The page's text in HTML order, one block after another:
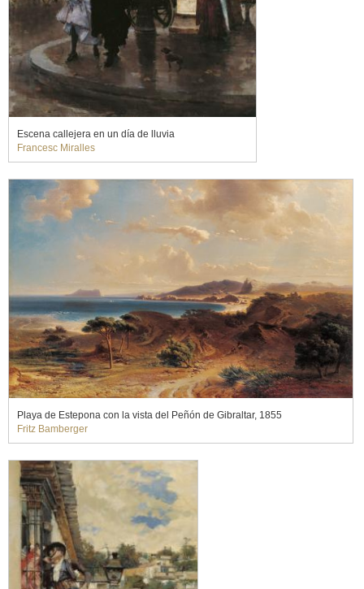
Escena callejera en un día de lluvia
Francesc Miralles
Playa de Estepona con la vista del Peñón de Gibraltar, 1855
Fritz Bamberger